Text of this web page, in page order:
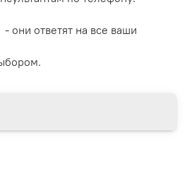
- они ответят на все ваши